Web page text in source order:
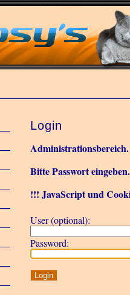
Login
Administrationsbereich.
Bitte Passwort eingeben.
!!! JavaScript und
User (optional):
Password: